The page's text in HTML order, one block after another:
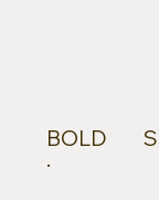
BOLD
.